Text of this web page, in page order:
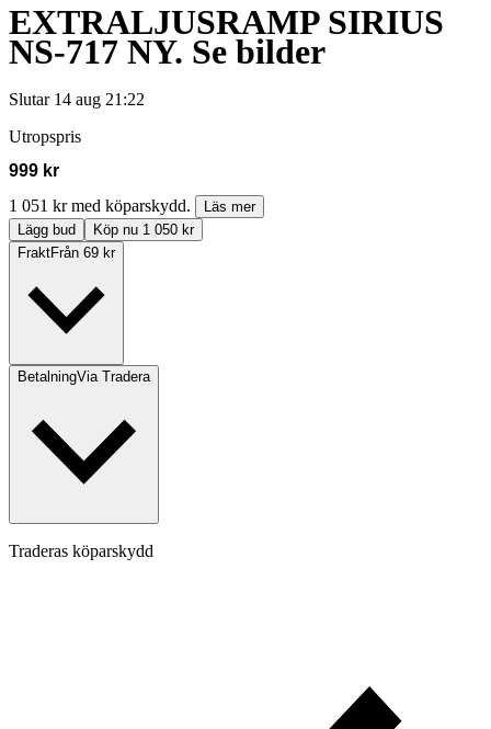
EXTRALJUSRAMP SIRIUS
NS-717 NY. Se bilder
Slutar 14 aug 21:22
Utropspris
999 kr
1 051 kr med köparskydd.
Läs mer
Lägg bud
Köp nu 1 050 kr
FraktFrån 69 kr
BetalningVia Tradera
Traderas köparskydd